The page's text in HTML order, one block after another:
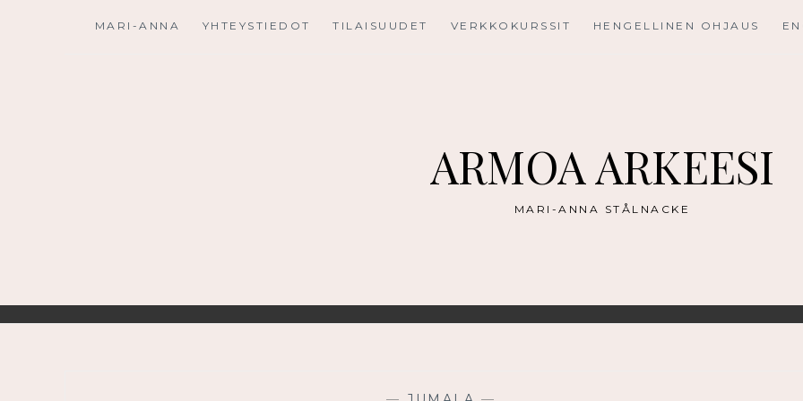
MARI-ANNA YHTEYSTIEDOT TILAISUUDET VERKKOKURSSIT HENGELLINEN OHJAUS
ARMOA ARKEESI
MARI-ANNA STÅLNACKE